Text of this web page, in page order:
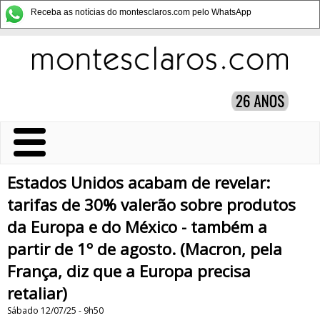
Receba as notícias do montesclaros.com pelo WhatsApp
Estados Unidos acabam de revelar:
tarifas de 30% valerão sobre produtos
da Europa e do México - também a
partir de 1º de agosto. (Macron, pela
França, diz que a Europa precisa
retaliar)
Sábado 12/07/25 - 9h50